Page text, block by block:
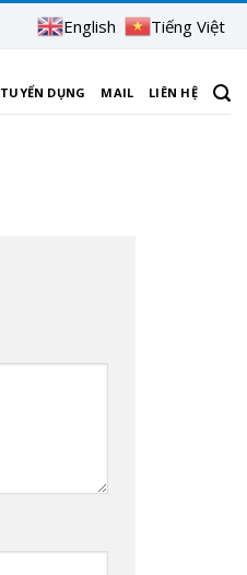
English Tiếng Việt
TUYỂN DỤNG MAIL LIÊN HỆ